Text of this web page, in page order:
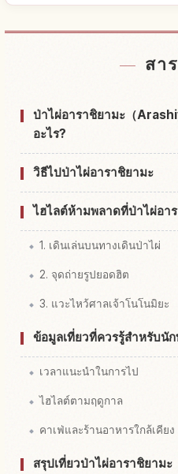
สา
ป่าไผ่อาราชิยามะ（
อะไร?
วิธีไปป่าไผ่อาราชิยามะ
ไฮไลต์ห้ามพลาดที่ป่าไผ่อา
1. เดินเล่นบนทางเดินป่าไผ่
2. จุดถ่ายรูปยอดฮิต
3. แวะไหว้ศาลเจ้าโนโนมิยะ
ข้อมูลเที่ยวที่ควรรู้สำหรับนัก
เวลาแนะนำในการไป
ไฮไลต์ตามฤดูกาล
คาเฟ่และร้านอาหารใกล้เคียง
สรุปเที่ยวป่าไผ่อาราชิยามะ